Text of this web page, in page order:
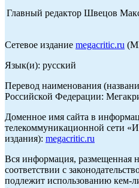
Главный редактор Швецов
Сетевое издание megacritic.ru
Язык(и): русский
Перевод наименования
Российской Федерации:
Доменное имя сайта в
телекоммуникационной сети
издания): megacritic.ru
Вся информация, размещенная
соответствии с
подлежит использованию кем-